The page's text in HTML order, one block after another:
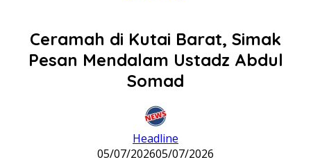
Ceramah di Kutai Barat, Simak
Pesan Mendalam Ustadz Abdul
Somad
Headline
05/07/202605/07/2026